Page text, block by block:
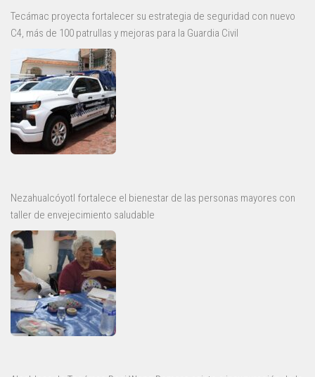
Tecámac proyecta fortalecer su estrategia de seguridad con nuevo
C4, más de 100 patrullas y mejoras para la Guardia Civil
Nezahualcóyotl fortalece el bienestar de las personas mayores con
taller de envejecimiento saludable